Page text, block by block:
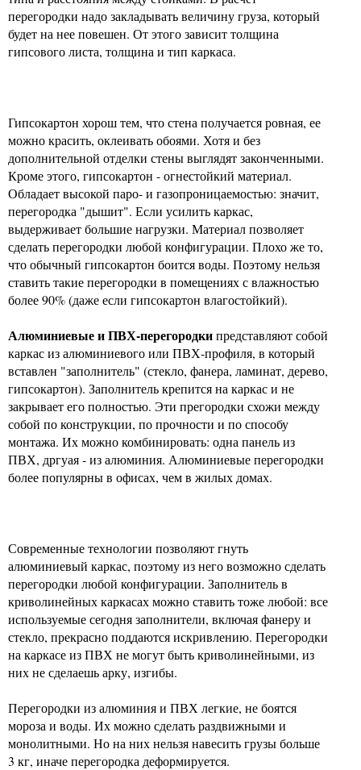
перегородки надо закладывать величину груза, который
будет на нее повешен. От этого зависит толщина
гипсового листа, толщина и тип каркаса.
Гипсокартон хорош тем, что стена получается ровная, ее
можно красить, оклеивать обоями. Хотя и без
дополнительной отделки стены выглядят законченными.
Кроме этого, гипсокартон - огнестойкий материал.
Обладает высокой паро- и газопроницаемостью: значит,
перегородка "дышит". Если усилить каркас,
выдерживает большие нагрузки. Материал позволяет
сделать перегородки любой конфигурации. Плохо же то,
что обычный гипсокартон боится воды. Поэтому нельзя
ставить такие перегородки в помещениях с влажностью
более 90% (даже если гипсокартон влагостойкий).
Алюминиевые и ПВХ-перегородкипредставляют собой
каркас из алюминиевого или ПВХ-профиля, в который
вставлен "заполнитель" (стекло, фанера, ламинат, дерево,
гипсокартон). Заполнитель крепится на каркас и не
закрывает его полностью. Эти прегородки схожи между
собой по конструкции, по прочности и по способу
монтажа. Их можно комбинировать: одна панель из
ПВХ, дргуая - из алюминия. Алюминиевые перегородки
более популярны в офисах, чем в жилых домах.
Современные технологии позволяют гнуть
алюминиевый каркас, поэтому из него возможно сделать
перегородки любой конфигурации. Заполнитель в
криволинейных каркасах можно ставить тоже любой: все
используемые сегодня заполнители, включая фанеру и
стекло, прекрасно поддаются искривлению. Перегородки
на каркасе из ПВХ не могут быть криволинейными, из
них не сделаешь арку, изгибы.
Перегородки из алюминия и ПВХ легкие, не боятся
мороза и воды. Их можно сделать раздвижными и
монолитными. Но на них нельзя навесить грузы больше
3 кг, иначе перегородка деформируется.